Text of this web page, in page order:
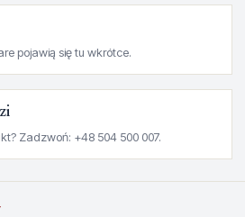
pojawią się tu wkrótce.
Zadzwoń: +48 504 500 007.